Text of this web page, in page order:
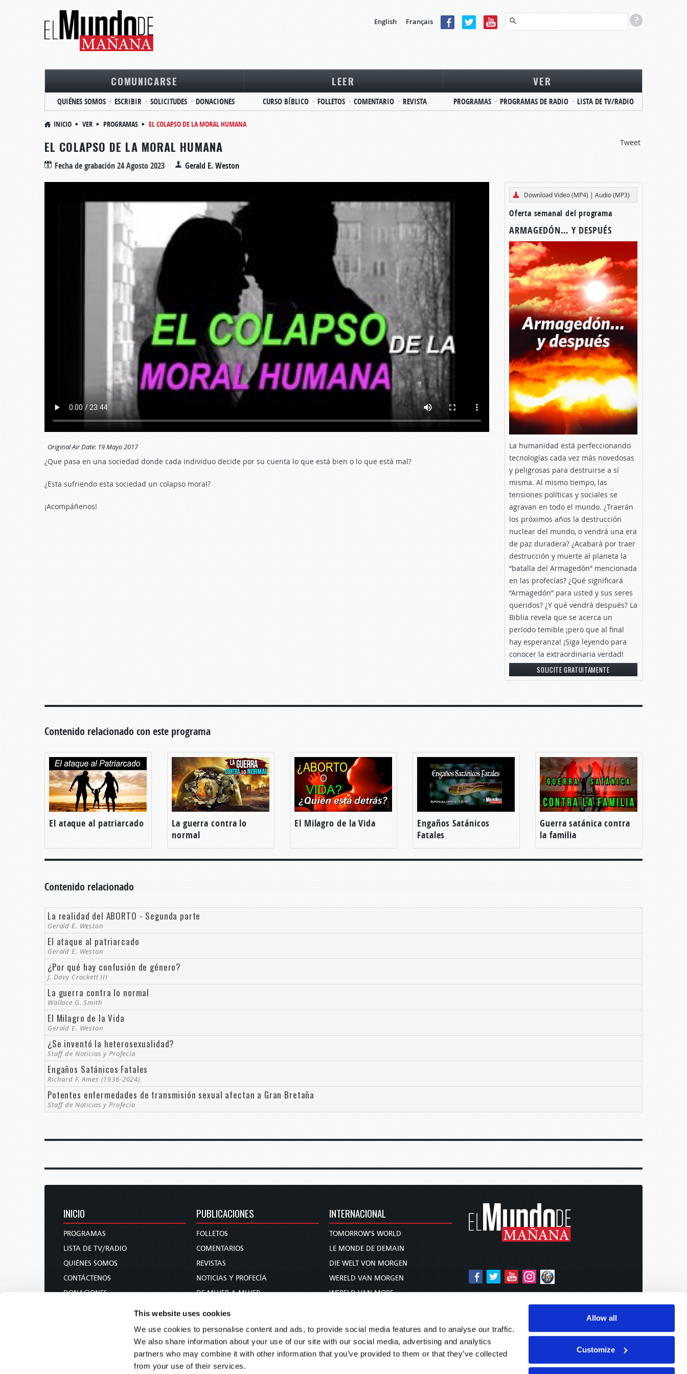
This website uses cookies
We use cookies to personalise content and ads, to provide social media features and to analyse our traffic.
We also share information about your use of our site with our social media, advertising and analytics
partners who may combine it with other information that you’ve provided to them or that they’ve collected
from your use of their services.
Allow all
Customize
English Français
COMUNICARSE
QUIÉNES SOMOS ESCRIBIR SOLICITUDES DONACIONES
LEER
CURSO BÍBLICO FOLLETOS COMENTARIO REVISTA
VER
PROGRAMAS PROGRAMAS DE RADIO LISTA DE TV/RADIO
INICIO VER PROGRAMAS EL COLAPSO DE LA MORAL HUMANA
EL COLAPSO DE LA MORAL HUMANA
Fecha de grabación24 Agosto 2023 Gerald E. Weston
Tweet
Original Air Date: 19 Mayo 2017
¿Que pasa en una sociedad donde cada individuo decide por su cuenta lo que está bien o lo que está mal?
¿Esta sufriendo esta sociedad un colapso moral?
¡Acompáñenos!
Download Video (MP4) | Audio (MP3)
Oferta semanal del programa
ARMAGEDÓN… Y DESPUÉS
La humanidad está perfeccionando
tecnologías cada vez más novedosas
y peligrosas para destruirse a sí
misma. Al mismo tiempo, las
tensiones políticas y sociales se
agravan en todo el mundo. ¿Traerán
los próximos años la destrucción
nuclear del mundo, o vendrá una era
de paz duradera? ¿Acabará por traer
destrucción y muerte al planeta la
“batalla del Armagedón” mencionada
en las profecías? ¿Qué significará
“Armagedón” para usted y sus seres
queridos? ¿Y qué vendrá después? La
Biblia revela que se acerca un
período temible ¡pero que al final
hay esperanza! ¡Siga leyendo para
conocer la extraordinaria verdad!
SOLICITE GRATUITAMENTE
Contenido relacionado con este programa
El ataque al patriarcado
La guerra contra lo
normal
El Milagro de la Vida
Engaños Satánicos
Fatales
Guerra satánica contra
la familia
Contenido relacionado
La realidad del ABORTO - Segunda parte
Gerald E. Weston
El ataque al patriarcado
Gerald E. Weston
¿Por qué hay confusión de género?
J. Davy Crockett III
La guerra contra lo normal
Wallace G. Smith
El Milagro de la Vida
Gerald E. Weston
¿Se inventó la heterosexualidad?
Staff de Noticias y Profecía
Engaños Satánicos Fatales
Richard F. Ames (1936-2024)
Potentes enfermedades de transmisión sexual afectan a Gran Bretaña
Staff de Noticias y Profecía
INICIO
PROGRAMAS
LISTA DE TV/RADIO
QUIÉNES SOMOS
CONTÁCTENOS
DONACIONES
PUBLICACIONES
FOLLETOS
COMENTARIOS
REVISTAS
NOTICIAS Y PROFECÍA
DE MUJER A MUJER
INTERNACIONAL
TOMORROW'S WORLD
LE MONDE DE DEMAIN
DIE WELT VON MORGEN
WERELD VAN MORGEN
WERELD VAN MORE
未来世界
עולם המחר